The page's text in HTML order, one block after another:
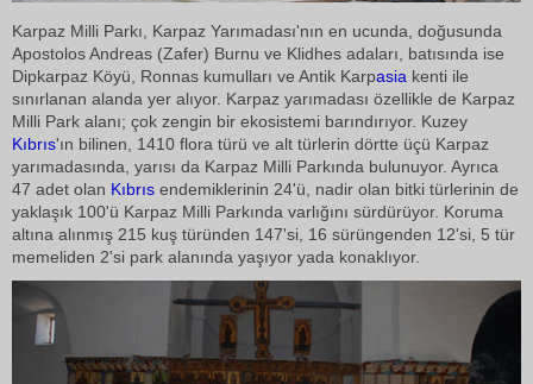
Karpaz Milli Parkı, Karpaz Yarımadası'nın en ucunda, doğusunda
Apostolos Andreas (Zafer) Burnu ve Klidhes adaları, batısında ise
Dipkarpaz Köyü, Ronnas kumulları ve Antik Karpasia kenti ile
sınırlanan alanda yer alıyor. Karpaz yarımadası özellikle de Karpaz
Milli Park alanı; çok zengin bir ekosistemi barındırıyor. Kuzey
Kıbrıs'ın bilinen, 1410 flora türü ve alt türlerin dörtte üçü Karpaz
yarımadasında, yarısı da Karpaz Milli Parkında bulunuyor. Ayrıca
47 adet olan Kıbrıs endemiklerinin 24'ü, nadir olan bitki türlerinin de
yaklaşık 100'ü Karpaz Milli Parkında varlığını sürdürüyor. Koruma
altına alınmış 215 kuş türünden 147'si, 16 sürüngenden 12'si, 5 tür
memeliden 2'si park alanında yaşıyor yada konaklıyor.